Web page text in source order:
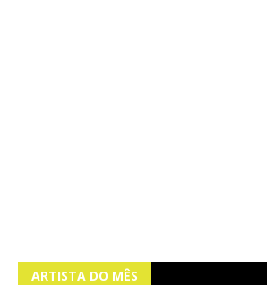
ARTISTA DO MÊS